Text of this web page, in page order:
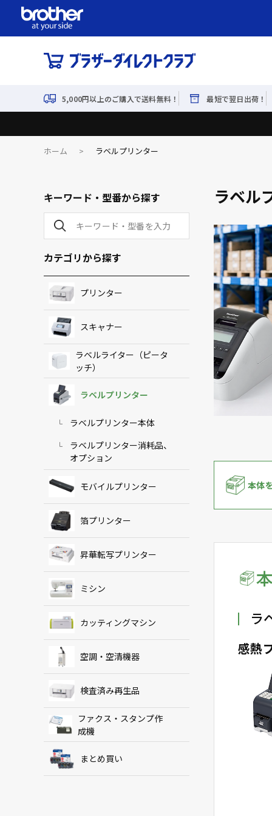
5,000円以上のご購入で送料無料！ 最短で翌日出荷！
ホーム > ラベルプリンター
キーワード・型番から探す
カテゴリから探す
プリンター
スキャナー
ラベルライター（ピータ
ッチ）
ラベルプリンター
ラベルプリンター本体
ラベルプリンター消耗品、
オプション
モバイルプリンター
箔プリンター
昇華転写プリンター
ミシン
カッティングマシン
空調・空清機器
検査済み再生品
ファクス・スタンプ作
成機
まとめ買い
ラベル
本体
ラ
感熱